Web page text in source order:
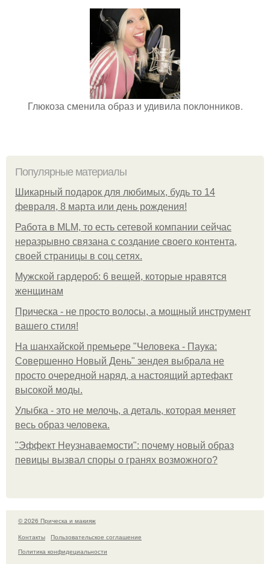
Глюкоза сменила образ и удивила поклонников.
Популярные материалы
Шикарный подарок для любимых, будь то 14
февраля, 8 марта или день рождения!
Работа в MLM, то есть сетевой компании сейчас
неразрывно связана с создание своего контента,
своей страницы в соц сетях.
Мужской гардероб: 6 вещей, которые нравятся
женщинам
Прическа - не просто волосы, а мощный инструмент
вашего стиля!
На шанхайской премьере "Человека - Паука:
Совершенно Новый День" зендея выбрала не
просто очередной наряд, а настоящий артефакт
высокой моды.
Улыбка - это не мелочь, а деталь, которая меняет
весь образ человека.
"Эффект Неузнаваемости": почему новый образ
певицы вызвал споры о гранях возможного?
© 2026 Прическа и макияж
Контакты
Пользовательское соглашение
Политика конфидециальности